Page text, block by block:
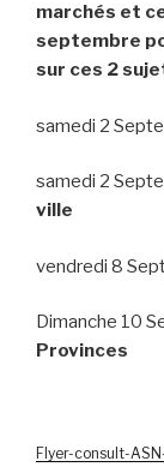
marchés et
septembre
sur ces 2
samedi 2
samedi 2
ville
vendredi 8
Dimanche 10
Provinces
Flyer-consult-